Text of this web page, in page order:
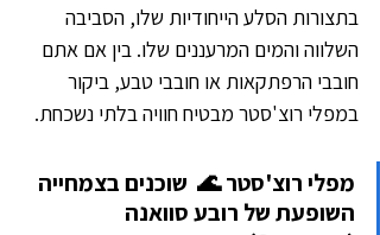
בתצורות הסלע הייחודיות שלו, הסביבה
השלווה והמים המרעננים שלו. בין אם אתם
חובבי הרפתקאות או חובבי טבע, ביקור
במפלי רוצ'סטר מבטיח חוויה בלתי נשכחת.
מפלי רוצ'סטר 🌊  שוכנים בצמחייה
השופעת של רובע סוואנה